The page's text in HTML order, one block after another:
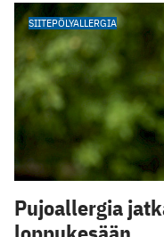
SIITEPÖLYALLERGIA
Pujoallergia